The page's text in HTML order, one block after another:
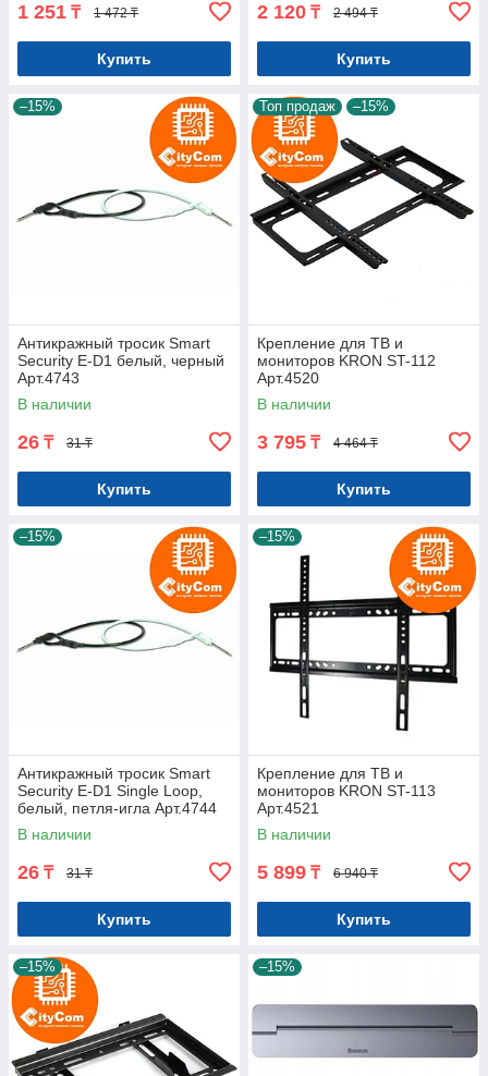
1 251 ₸ 1 472 ₸
Купить
2 120 ₸ 2 494 ₸
Купить
–15%
Антикражный тросик Smart
Security E-D1 белый, черный
Арт.4743
В наличии
26 ₸ 31 ₸
Купить
Топ продаж –15%
Крепление для ТВ и
мониторов KRON ST-112
Арт.4520
В наличии
3 795 ₸ 4 464 ₸
Купить
–15%
Антикражный тросик Smart
Security E-D1 Single Loop,
белый, петля-игла Арт.4744
В наличии
26 ₸ 31 ₸
Купить
–15%
Крепление для ТВ и
мониторов KRON ST-113
Арт.4521
В наличии
5 899 ₸ 6 940 ₸
Купить
–15% –15%